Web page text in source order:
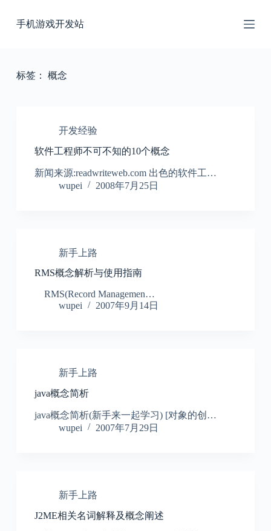
过
手机游戏开发站
标签： 概念
开发经验
软件工程师不可不知的10个概念
新闻来源:readwriteweb.com 出色的软件工…
wupei
2008年7月25日
新手上路
RMS概念解析与使用指南
RMS(Record Managemen…
wupei
2007年9月14日
新手上路
java概念简析
java概念简析(新手来一起学习) [对象的创…
wupei
2007年7月29日
新手上路
J2ME相关名词解释及概念阐述